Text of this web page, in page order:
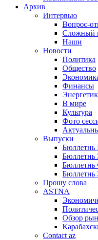
Архив
Интервью
Вопрос-
Сложный
Наши
Новости
Политика
Общество
Финансы
В мире
Культура
Фото
Выпуски
Бюллетнь
Бюллетнь
Бюллетнь
Прошу слова
ASTNA
Обзор
Contact az